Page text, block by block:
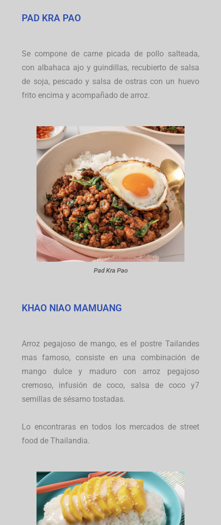
PAD KRA PAO
Se compone de carne picada de pollo salteada,
con albahaca ajo y guindillas, recubierto de salsa
de soja, pescado y salsa de ostras con un huevo
frito encima y acompañado de arroz.
Pad Kra Pao
KHAO NIAO MAMUANG
Arroz pegajoso de mango, es el postre Tailandes
mas famoso, consiste en una combinación de
mango dulce y maduro con arroz pegajoso
cremoso, infusión de coco, salsa de coco y7
semillas de sésamo tostadas.
Lo encontraras en todos los mercados de street
food de Thailandia.